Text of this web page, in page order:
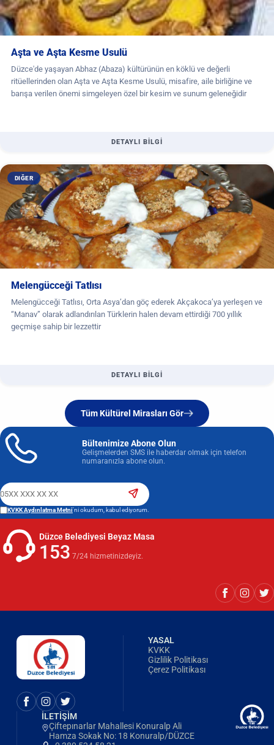
Aşta ve Aşta Kesme Usulü
Düzce'de yaşayan Abhaz (Abaza) kültürünün en köklü ve değerli
ritüellerinden olan Aşta ve Aşta Kesme Usulü, misafire, aile birliğine ve
barışa verilen önemi simgeleyen özel bir kesim ve sunum geleneğidir
DETAYLI BİLGİ
DIĞER
Melengücceği Tatlısı
Melengücceği Tatlısı, Orta Asya’dan göç ederek Akçakoca’ya yerleşen ve
“Manav” olarak adlandırılan Türklerin halen devam ettirdiği 700 yıllık
geçmişe sahip bir lezzettir
DETAYLI BİLGİ
Tüm Kültürel Mirasları Gör
Bültenimize Abone Olun
Gelişmelerden SMS ile haberdar olmak için telefon
numaranızla abone olun.
KVKK Aydınlatma Metni'ni okudum, kabul ediyorum.
Düzce Belediyesi Beyaz Masa
153 7/24 hizmetinizdeyiz.
YASAL
KVKK
Gizlilik Politikası
Çerez Politikası
İLETİŞİM
Çiftepınarlar Mahallesi Konuralp Ali
Hamza Sokak No: 18 Konuralp/DÜZCE